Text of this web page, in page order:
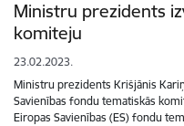
Ministru prezidents
komiteju
23.02.2023.
Ministru prezidents Krišjānis
Savienības fondu tematiskās
Eiropas Savienības (ES) fondu